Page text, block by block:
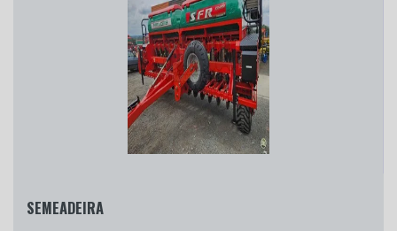
SEMEADEIRA